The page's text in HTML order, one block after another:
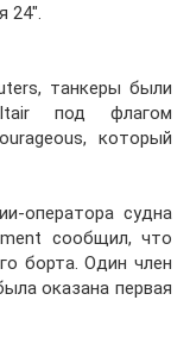
24".
танкеры были
под флагом
который
оператора судна
сообщил, что
борта. Один член
оказана первая